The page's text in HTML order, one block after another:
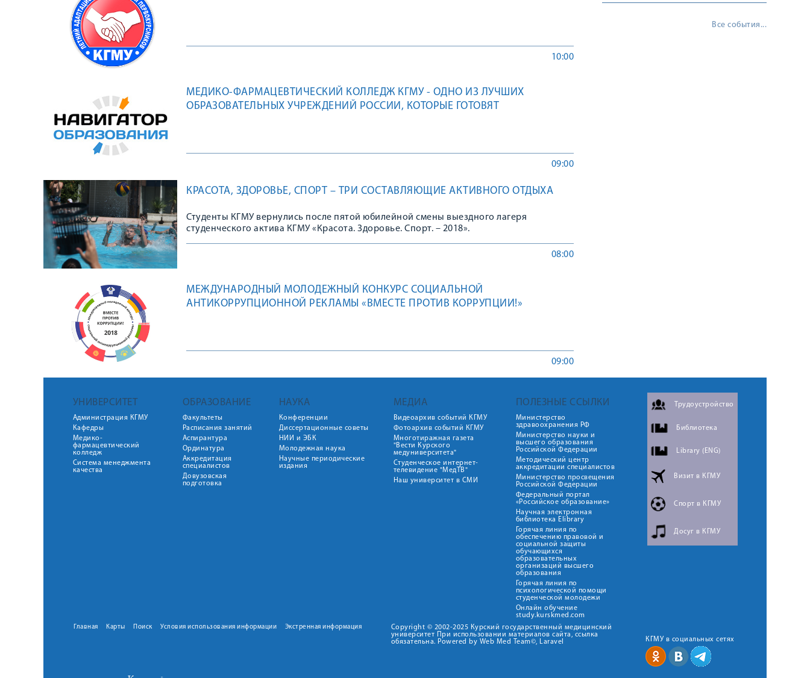
10:00
МЕДИКО-ФАРМАЦЕВТИЧЕСКИЙ КОЛЛЕДЖ КГМУ - ОДНО ИЗ ЛУЧШИХ
ОБРАЗОВАТЕЛЬНЫХ УЧРЕЖДЕНИЙ РОССИИ, КОТОРЫЕ ГОТОВЯТ
09:00
КРАСОТА, ЗДОРОВЬЕ, СПОРТ – ТРИ СОСТАВЛЯЮЩИЕ АКТИВНОГО ОТДЫХА
Студенты КГМУ вернулись после пятой юбилейной смены выездного лагеря
студенческого актива КГМУ «Красота. Здоровье. Спорт. – 2018».
08:00
МЕЖДУНАРОДНЫЙ МОЛОДЕЖНЫЙ КОНКУРС СОЦИАЛЬНОЙ
АНТИКОРРУПЦИОННОЙ РЕКЛАМЫ «ВМЕСТЕ ПРОТИВ КОРРУПЦИИ!»
09:00
Все события...
УНИВЕРСИТЕТ
Администрация КГМУ
Кафедры
Медико-
фармацевтический
колледж
Система менеджмента
качества
ОБРАЗОВАНИЕ
Факультеты
Расписания занятий
Аспирантура
Ординатура
Аккредитация
специалистов
Довузовская
подготовка
НАУКА
Конференции
Диссертационные советы
НИИ и ЭБК
Молодежная наука
Научные периодические
издания
МЕДИА
Видеоархив событий КГМУ
Фотоархив событий КГМУ
Многотиражная газета
"Вести Курского
медуниверситета"
Студенческое интернет-
телевидение "МедТВ"
Наш университет в СМИ
ПОЛЕЗНЫЕ ССЫЛКИ
Министерство
здравоохранения РФ
Министерство науки и
высшего образования
Российской Федерации
Методический центр
аккредитации специалистов
Министерство просвещения
Российской Федерации
Федеральный портал
«Российское образование»
Научная электронная
библиотека Elibrary
Горячая линия по
обеспечению правовой и
социальной защиты
обучающихся
образовательных
организаций высшего
образования
Горячая линия по
психологической помощи
студенческой молодежи
Онлайн обучение
study.kurskmed.com
Трудоустройство
Библиотека
Library (ENG)
Визит в КГМУ
Спорт в КГМУ
Досуг в КГМУ
Главная Карты Поиск Условия использования информации Экстренная информация
Copyright © 2002-2025 Курский государственный медицинский
университет При использовании материалов сайта, ссылка
обязательна. Powered by Web Med Team©, Laravel
КГМУ в социальных сетях